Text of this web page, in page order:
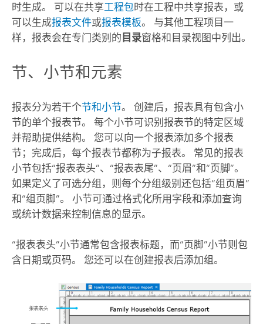
时生成。 可以在共享工程包时在工程中共享报表，或
可以生成报表文件或报表模板。 与其他工程项目一
样，报表会在专门类别的 目录窗格和目录视图中列出。
节、小节和元素
报表分为若干个节和小节。 创建后，报表具有包含小
节的单个报表节。 每个小节可识别报表节的特定区域
并帮助提供结构。 您可以向一个报表添加多个报表
节；完成后，每个报表节都称为子报表。 常见的报表
小节包括“报表表头”、“报表表尾”、“页眉”和“页脚”。
如果定义了可选分组，则每个分组级别还包括“组页眉”
和“组页脚”。 小节可通过格式化所用字段和添加查询
或统计数据来控制信息的显示。
“报表表头”小节通常包含报表标题，而“页脚”小节则包
含日期或页码。 您还可以在创建报表后添加组。